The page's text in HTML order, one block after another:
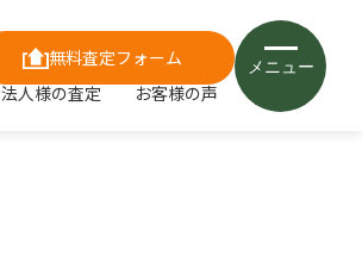
無料査定フォーム
法人様の査定 お客様の声
メニュー